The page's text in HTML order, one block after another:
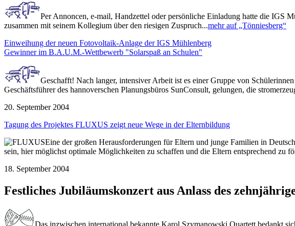
Per Annoncen, e-mail, Handzettel oder persönliche Einladung hatte die IGS
zusammen mit seinem Kollegium über den riesigen Zuspruch...mehr auf „Tönniesberg“
Einweihung der neuen Fotovoltaik-Anlage der IGS Mühlenberg
Gewinner im B.A.U.M.-Wettbewerb "Solarspaß an Schulen"
Geschafft! Nach langer, intensiver Arbeit ist es einer Gruppe von
Geschäftsführer des hannoverschen Planungsbüros SunConsult, gelungen, die
20. September 2004
Tagung des Projektes FLUXUS zeigt neue Wege in der Elternbildung
Eine der großen Herausforderungen für Eltern und junge Familien in
sein, hier möglichst optimale Möglichkeiten zu schaffen und die Eltern entsprechend zu
18. September 2004
Festliches Jubiläumskonzert aus Anlass des